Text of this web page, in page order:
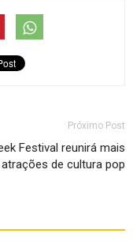
Próximo Post
Festival reunirá mais
de cultura pop